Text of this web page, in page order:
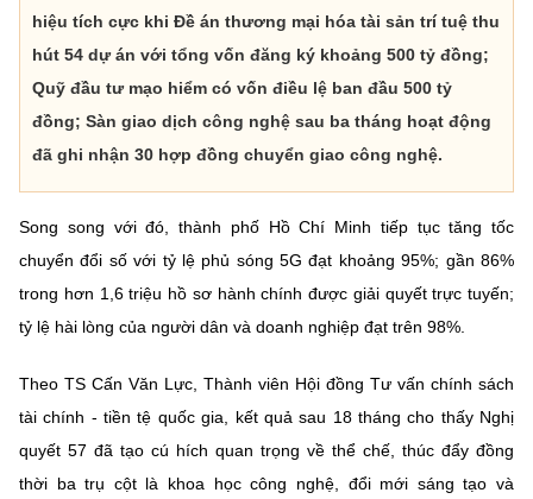
hiệu tích cực khi Đề án thương mại hóa tài sản trí tuệ thu
hút 54 dự án với tổng vốn đăng ký khoảng 500 tỷ đồng;
Quỹ đầu tư mạo hiểm có vốn điều lệ ban đầu 500 tỷ
đồng; Sàn giao dịch công nghệ sau ba tháng hoạt động
đã ghi nhận 30 hợp đồng chuyển giao công nghệ.
Song song với đó, thành phố Hồ Chí Minh tiếp tục tăng tốc
chuyển đổi số với tỷ lệ phủ sóng 5G đạt khoảng 95%; gần 86%
trong hơn 1,6 triệu hồ sơ hành chính được giải quyết trực tuyến;
tỷ lệ hài lòng của người dân và doanh nghiệp đạt trên 98%.
Theo TS Cấn Văn Lực, Thành viên Hội đồng Tư vấn chính sách
tài chính - tiền tệ quốc gia, kết quả sau 18 tháng cho thấy Nghị
quyết 57 đã tạo cú hích quan trọng về thể chế, thúc đẩy đồng
thời ba trụ cột là khoa học công nghệ, đổi mới sáng tạo và